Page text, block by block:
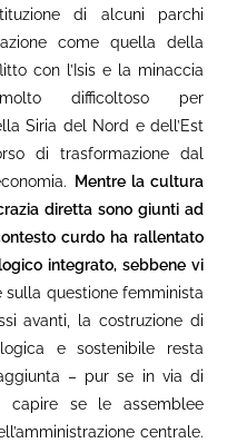
di alcuni parchi
come quella della
con l’Isis e la minaccia
difficoltoso per
Siria del Nord e dell’Est
di trasformazione dal
Mentre la cultura
diretta sono giunti ad
curdo ha rallentato
integrato, sebbene vi
sulla questione femminista
avanti, la costruzione di
e sostenibile resta
– pur se in via di
capire se le assemblee
centrale.